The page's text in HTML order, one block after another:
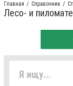
Главная Справочник
Лесо- и